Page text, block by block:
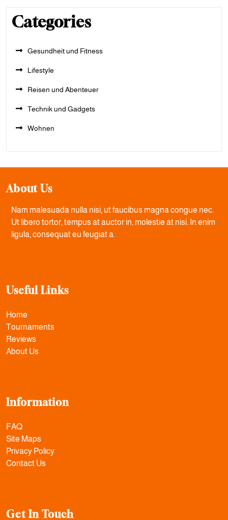
Categories
Gesundheit und Fitness
Lifestyle
Reisen und Abenteuer
Technik und Gadgets
Wohnen
About Us
Nam malesuada nulla nisi, ut faucibus magna congue nec.
Ut libero tortor, tempus at auctor in, molestie at nisi. In enim
ligula, consequat eu feugiat a.
Useful Links
Home
Tournaments
Reviews
About Us
Information
FAQ
Site Maps
Privacy Policy
Contact Us
Get In Touch